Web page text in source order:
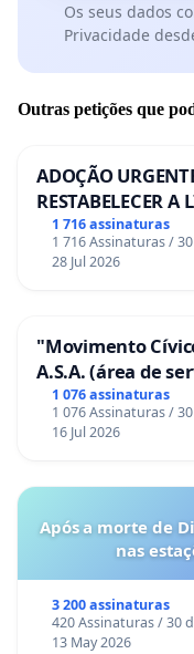
Os seus dados
Privacidade
Outras petições que
ADOÇÃO
RESTABELECER A
1 716 assinaturas
1 716 Assinaturas /
28 Jul 2026
"Movimento
A.S.A. (área de
Coimbra
1 076 assinaturas
1 076 Assinaturas /
16 Jul 2026
Após a morte de
nas
3 200 assinaturas
420 Assinaturas / 30
13 May 2026